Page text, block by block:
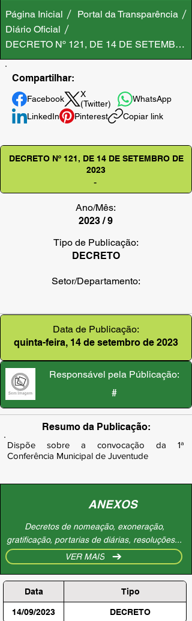
Página Inicial
Portal da Transparência
Diário Oficial
DECRETO Nº 121, DE 14 DE SETEMBRO
Compartilhar:
Facebook
X
(Twitter)
WhatsApp
LinkedIn
Pinterest Copiar link
DECRETO Nº 121, DE 14 DE SETEMBRO DE
2023
-
Ano/Mês:
2023 / 9
Tipo de Publicação:
DECRETO
Setor/Departamento:
Data de Publicação:
quinta-feira, 14 de setembro de 2023
Responsável pela Públicação:
#
Resumo da Publicação:
Dispõe sobre a convocação da 1ª
Conferência Municipal de Juventude
ANEXOS
Decretos de nomeação, exoneração,
gratificação, portarias de diárias, resoluções...
VER MAIS
Data Tipo
14/09/2023 DECRETO